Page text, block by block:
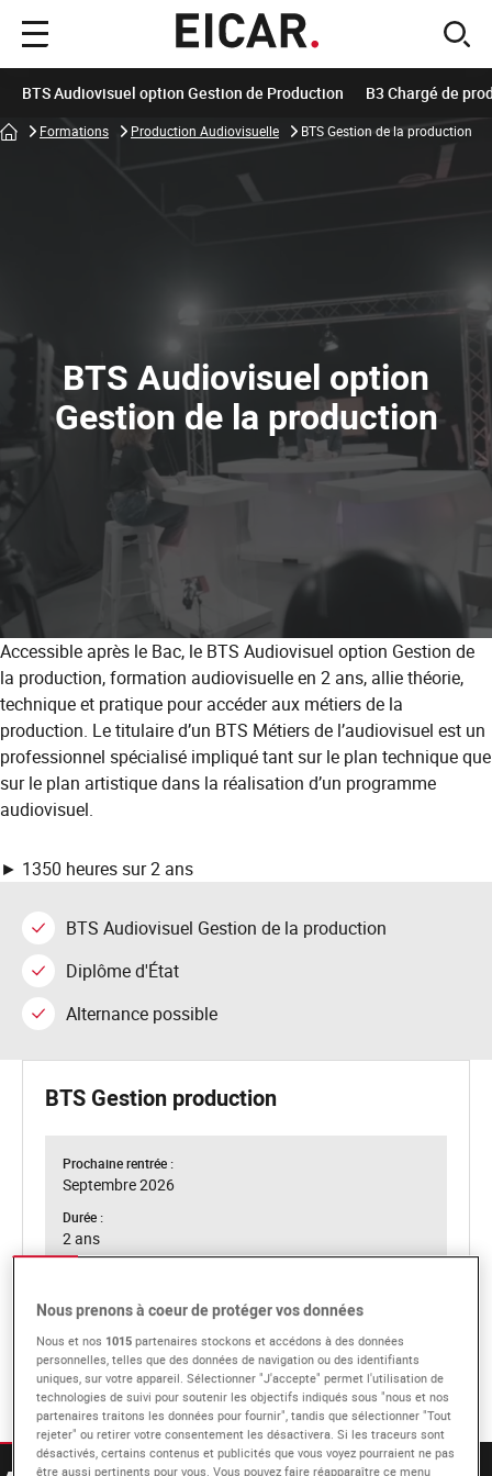
Menu
principal
AccueilFormations Production Audiovisuelle BTS Gestion de la production
BTS Audiovisuel option
Gestion de la production
BTS Audiovisuel option Gestion de Production B3 Chargé de
Accessible après le Bac, le BTS Audiovisuel option Gestion de
la production, formation audiovisuelle en 2 ans, allie théorie,
technique et pratique pour accéder aux métiers de la
production. Le titulaire d’un BTS Métiers de l’audiovisuel est un
professionnel spécialisé impliqué tant sur le plan technique que
sur le plan artistique dans la réalisation d’un programme
audiovisuel.
► 1350 heures sur 2 ans
BTS Audiovisuel Gestion de la production
Diplôme d'État
Alternance possible
BTS Gestion production
Prochaine rentrée :
Septembre 2026
Durée :
2 ans
Campus concernés :
Paris, et Lyon
Nous prenons à coeur de protéger vos données
Nous et nos 1015 partenaires stockons et accédons à des données
personnelles, telles que des données de navigation ou des identifiants
uniques, sur votre appareil. Sélectionner "J'accepte" permet l'utilisation de
technologies de suivi pour soutenir les objectifs indiqués sous "nous et nos
partenaires traitons les données pour fournir", tandis que sélectionner "Tout
rejeter" ou retirer votre consentement les désactivera. Si les traceurs sont
désactivés, certains contenus et publicités que vous voyez pourraient ne pas
être aussi pertinents pour vous. Vous pouvez faire réapparaître ce menu